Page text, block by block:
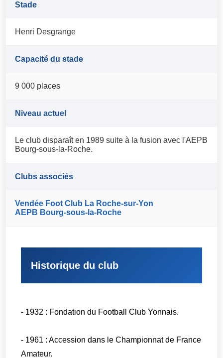
Stade
Henri Desgrange
Capacité du stade
9 000 places
Niveau actuel
Le club disparaît en 1989 suite à la fusion avec l'AEPB
Bourg-sous-la-Roche.
Clubs associés
Vendée Foot Club La Roche-sur-Yon
AEPB Bourg-sous-la-Roche
Historique du club
- 1932 : Fondation du Football Club Yonnais.
- 1961 : Accession dans le Championnat de France
Amateur.